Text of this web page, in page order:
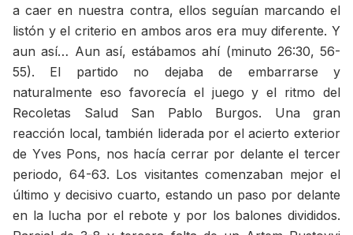
a caer en nuestra contra, ellos seguían marcando el
listón y el criterio en ambos aros era muy diferente. Y
aun así… Aun así, estábamos ahí (minuto 26:30, 56-
55). El partido no dejaba de embarrarse y
naturalmente eso favorecía el juego y el ritmo del
Recoletas Salud San Pablo Burgos. Una gran
reacción local, también liderada por el acierto exterior
de Yves Pons, nos hacía cerrar por delante el tercer
periodo, 64-63. Los visitantes comenzaban mejor el
último y decisivo cuarto, estando un paso por delante
en la lucha por el rebote y por los balones divididos.